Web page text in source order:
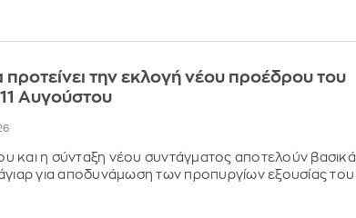
την εκλογή νέου προέδρου του
11 Αυγούστου
και η σύνταξη νέου συντάγματος αποτελούν βασικά
για αποδυνάμωση των προπυργίων εξουσίας του